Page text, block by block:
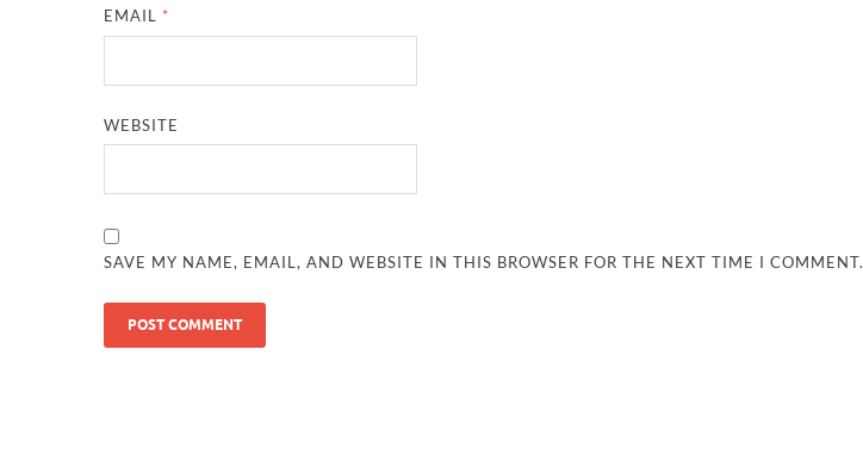
EMAIL *
WEBSITE
SAVE MY NAME, EMAIL, AND WEBSITE IN THIS BROWSER FOR THE NEXT TIME I COMMENT.